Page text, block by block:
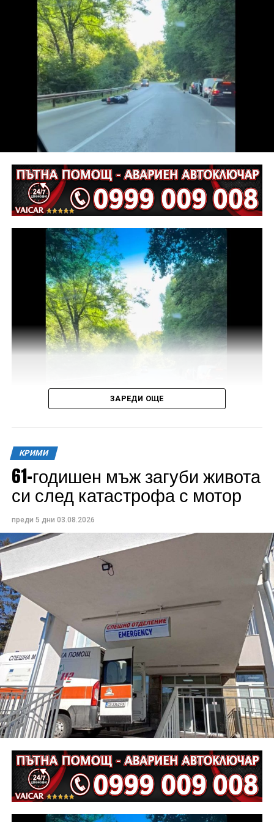
от наказателна отговорност и му е наложено
административно наказание по реда на чл.78а ал.1
от НК – глоба в размер на 306,77 евро.
С постановление на Районна прокуратура-Габрово
В.А. е бил задържан за срок до 72 часа, а с
определение на Районен съд-Габрово спрямо него е
взета мярка за неотклонение „домашен арест“.
Съдебният акт е окончателен.
Под ръководството на Окръжната прокуратура в
Габрово се води разследване за пътнотранспортно
произшествие, в резултат на което е настъпила
смъртта на 61-годишен мотоциклетист.
Досъдебното производство е започнало с първо
действие на разследването – оглед на
местопроизшествие и се води за престъпление по
чл.343, ал.1, б. В, във вр. с чл.342, ал.1 от НК за това,
дали на 01.08.2026 г. около 10.00 часа на път I – 5 км.
161+400 (главен път гр. Габрово –връх Шипка) са
нарушени правилата за движение по пътищата, като
при управление на мотоциклет „Ямаха“, по
непредпазливост е причинена смъртта на водача му
Г. Г., на 61 години.
Неотложните следствени действия са извършени от
екип на ОД на МВР – Габрово съвместно с
автоексперт, като на място са изготвени и снимки.
Извършена е аутопсия на тялото на пострадалия и е
назначена съдебномедицинска експертиза.
Предстои назначаването на автотехническа
експертиза относно причините и механизма на
възникналото пътнотранспортно произшествие.
ЗАРЕДИ ОЩЕ
КРИМИ
61-годишен мъж загуби живота
си след катастрофа с мотор
преди 5 дни 03.08.2026